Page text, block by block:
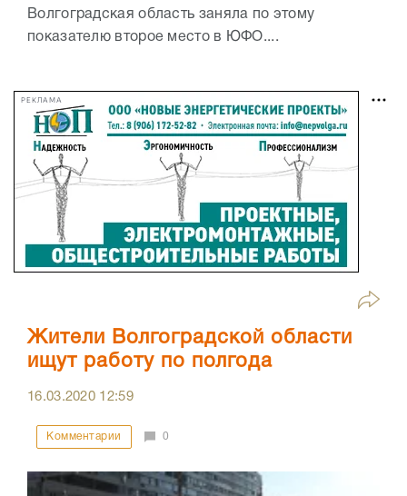
Волгоградская область заняла по этому
показателю второе место в ЮФО....
РЕКЛАМА
Жители Волгоградской области
ищут работу по полгода
16.03.2020 12:59
Комментарии 0